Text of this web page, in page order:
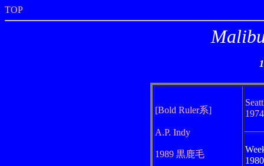
TOP
[Bold Ruler系]
A.P. Indy
1989 黒鹿毛